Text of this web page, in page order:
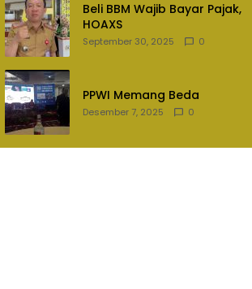
Beli BBM Wajib Bayar Pajak,
HOAXS
September 30, 2025 0
PPWI Memang Beda
Desember 7, 2025 0